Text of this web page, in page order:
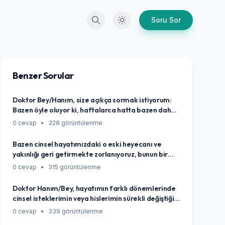
AramaKaranlık Mod
Soru Sor
Benzer Sorular
Doktor Bey/Hanım, size açıkça sormak istiyorum:
Bazen öyle oluyor ki, haftalarca hatta bazen daha
uzun süre, cinsellik aklıma bile gelmiyor, hiç canım
gibi hissediyorum. Eskiden böyle değildim. Bu
durum normal mi, yoksa vücudumda yanlış giden bir
şeyler mi var diye endişeleniyorum?
0 cevap • 328 görüntülenme
Bazen cinsel hayatımızdaki o eski heyecanı ve
yakınlığı geri getirmekte zorlanıyoruz, bunun bir
çözümü var mı merak ediyorum?
0 cevap • 315 görüntülenme
Doktor Hanım/Bey, hayatımın farklı dönemlerinde
cinsel isteklerimin veya hislerimin sürekli değiştiğini
fark ediyorum. Bazen çok canlıyken, bazen hiç
0 cevap • 339 görüntülenme